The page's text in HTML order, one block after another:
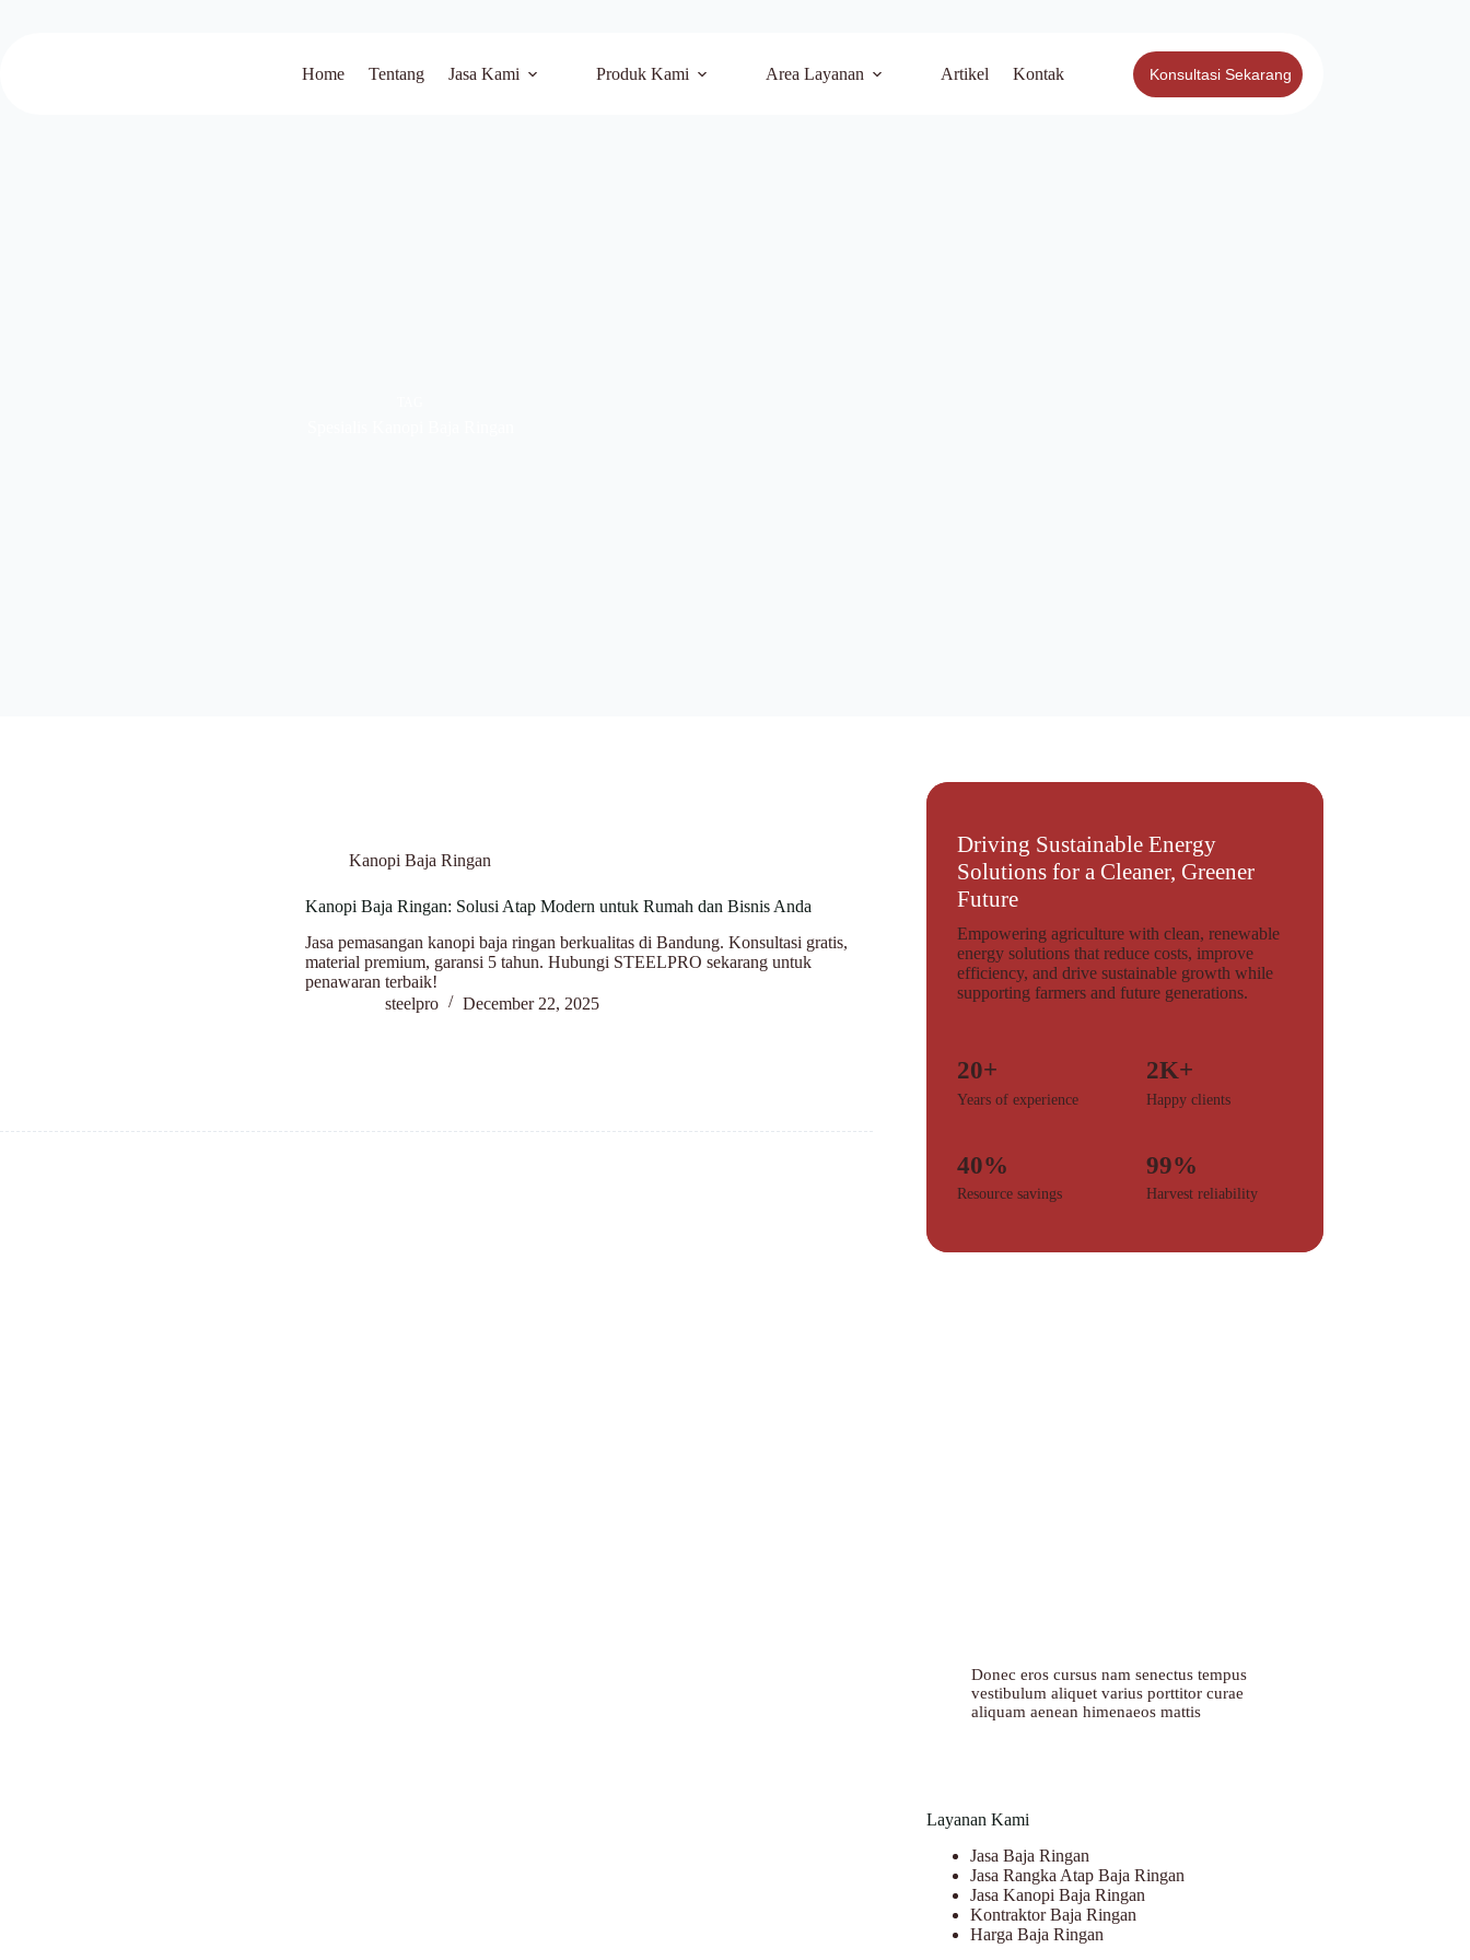
Home Tentang Jasa Kami Produk Kami Area Layanan Artikel Kontak Konsultasi Sekarang
Kanopi Baja Ringan
Kanopi Baja Ringan: Solusi Atap Modern untuk Rumah dan Bisnis Anda
Jasa pemasangan kanopi baja ringan berkualitas di Bandung. Konsultasi gratis,
material premium, garansi 5 tahun. Hubungi STEELPRO sekarang untuk
penawaran terbaik!
steelpro
December 22, 2025
Driving Sustainable Energy
Solutions for a Cleaner, Greener
Future
Empowering agriculture with clean, renewable
energy solutions that reduce costs, improve
efficiency, and drive sustainable growth while
supporting farmers and future generations.
20+
Years of experience
2K+
Happy clients
40%
Resource savings
99%
Harvest reliability
Donec eros cursus nam senectus tempus
vestibulum aliquet varius porttitor curae
aliquam aenean himenaeos mattis
Layanan Kami
Jasa Baja Ringan
Jasa Rangka Atap Baja Ringan
Jasa Kanopi Baja Ringan
Kontraktor Baja Ringan
Harga Baja Ringan